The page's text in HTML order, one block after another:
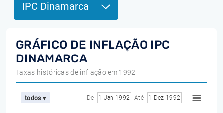
IPC Dinamarca
GRÁFICO DE INFLAÇÃO IPC
DINAMARCA
Taxas históricas de inflação em 1992
todos ▾ De 1 Jan 1992 Até 1 Dez 1992